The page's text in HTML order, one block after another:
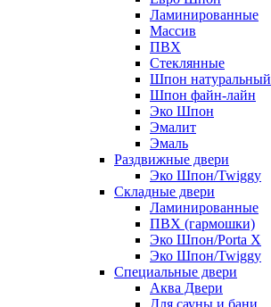
Ламинированные
Массив
ПВХ
Стеклянные
Шпон натуральный
Шпон файн-лайн
Эко Шпон
Эмалит
Эмаль
Раздвижные двери
Эко Шпон/Twiggy
Складные двери
Ламинированные
ПВХ (гармошки)
Эко Шпон/Porta X
Эко Шпон/Twiggy
Специальные двери
Аква Двери
Для сауны и бани